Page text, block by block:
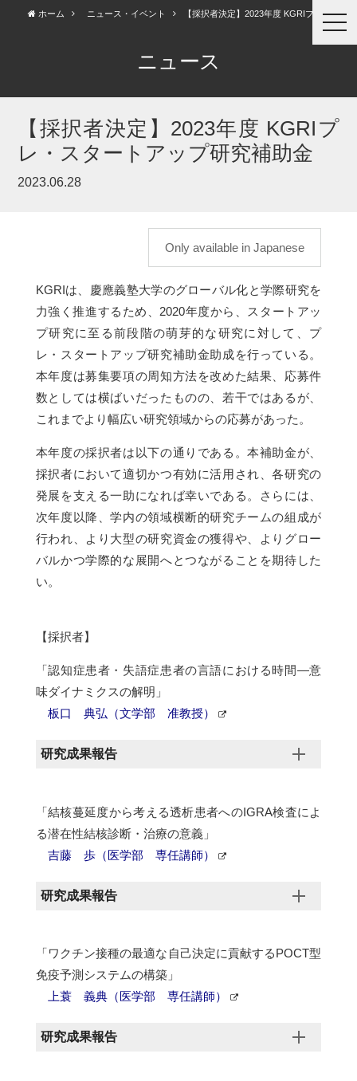
ホーム ニュース・イベント 【採択者決定】2023年度 KGRIプレ...
ニュース
【採択者決定】2023年度 KGRIプ
レ・スタートアップ研究補助金
2023.06.28
Only available in Japanese
KGRIは、慶應義塾大学のグローバル化と学際研究を
力強く推進するため、2020年度から、スタートアッ
プ研究に至る前段階の萌芽的な研究に対して、プ
レ・スタートアップ研究補助金助成を行っている。
本年度は募集要項の周知方法を改めた結果、応募件
数としては横ばいだったものの、若干ではあるが、
これまでより幅広い研究領域からの応募があった。
本年度の採択者は以下の通りである。本補助金が、
採択者において適切かつ有効に活用され、各研究の
発展を支える一助になれば幸いである。さらには、
次年度以降、学内の領域横断的研究チームの組成が
行われ、より大型の研究資金の獲得や、よりグロー
バルかつ学際的な展開へとつながることを期待した
い。
【採択者】
「認知症患者・失語症患者の言語における時間―意
味ダイナミクスの解明」
板口 典弘（文学部 准教授）
研究成果報告
「結核蔓延度から考える透析患者へのIGRA検査によ
る潜在性結核診断・治療の意義」
吉藤 歩（医学部 専任講師）
研究成果報告
「ワクチン接種の最適な自己決定に貢献するPOCT型
免疫予測システムの構築」
上蓑 義典（医学部 専任講師）
研究成果報告